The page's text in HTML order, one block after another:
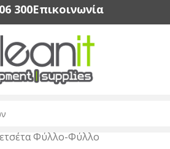
300‬Επικοινωνία
Είδη Επαγγελματικής Χρήσης
Φύλλο-Φύλλο